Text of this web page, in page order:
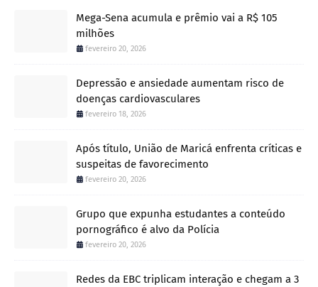
Mega-Sena acumula e prêmio vai a R$ 105
milhões
fevereiro 20, 2026
Depressão e ansiedade aumentam risco de
doenças cardiovasculares
fevereiro 18, 2026
Após título, União de Maricá enfrenta críticas e
suspeitas de favorecimento
fevereiro 20, 2026
Grupo que expunha estudantes a conteúdo
pornográfico é alvo da Polícia
fevereiro 20, 2026
Redes da EBC triplicam interação e chegam a 3